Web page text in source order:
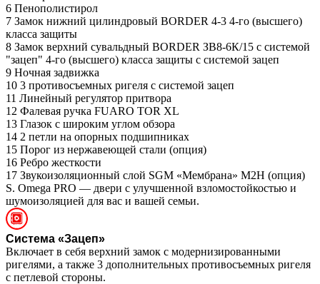
6 Пенополистирол
7 Замок нижний цилиндровый BORDER 4-3 4-го (высшего)
класса защиты
8 Замок верхний сувальдный BORDER ЗВ8-6К/15 с системой
"зацеп" 4-го (высшего) класса защиты с системой зацеп
9 Ночная задвижка
10 3 противосъемных ригеля с системой зацеп
11 Линейный регулятор притвора
12 Фалевая ручка FUARO TOR XL
13 Глазок с широким углом обзора
14 2 петли на опорных подшипниках
15 Порог из нержавеющей стали (опция)
16 Ребро жесткости
17 Звукоизоляционный слой SGM «Мембрана» М2Н (опция)
S. Omega PRO — двери с улучшенной взломостойкостью и
шумоизоляцией для вас и вашей семьи.
Система «Зацеп»
Включает в себя верхний замок с модернизированными
ригелями, а также 3 дополнительных противосъемных ригеля
с петлевой стороны.